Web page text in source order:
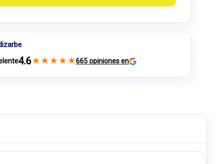
4.6★ ★ ★ ★ ★665 opiniones en